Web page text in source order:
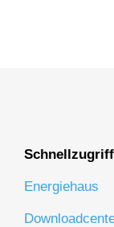
Schnellzugriff
Energiehaus